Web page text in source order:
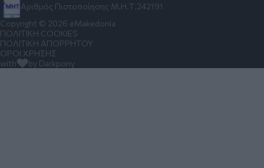
Αριθμός Πιστοποίησης Μ.Η.Τ.242191
Copyright © 2026 eMakedonia
ΠΟΛΙΤΙΚΗ COOKIES
ΠΟΛΙΤΙΚΗ ΑΠΟΡΡΗΤΟΥ
ΟΡΟΙ ΧΡΗΣΗΣ
with
by Darkpony